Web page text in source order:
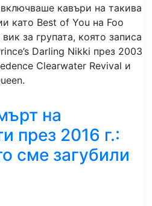
кавъри на такива
като Best of You на Foo
за групата, която записа
Darling Nikki през 2003
Clearwater Revival и
на
през 2016 г.:
сме загубили